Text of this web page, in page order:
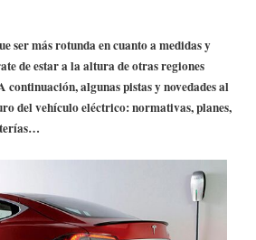
ser más rotunda en cuanto a medidas y
de estar a la altura de otras regiones
continuación, algunas pistas y novedades al
del vehículo eléctrico: normativas, planes,